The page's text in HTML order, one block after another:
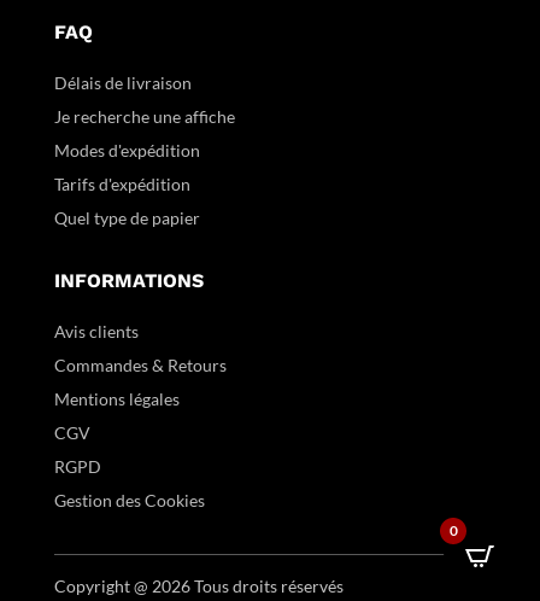
FAQ
Délais de livraison
Je recherche une affiche
Modes d'expédition
Tarifs d'expédition
Quel type de papier
INFORMATIONS
Avis clients
Commandes & Retours
Mentions légales
CGV
RGPD
Gestion des Cookies
Copyright @ 2026 Tous droits réservés
0